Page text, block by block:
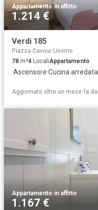
Appartamento·in affitto
1.214 €
Verdi 185
Piazza Cavour Livorno
78 m²4 LocaliAppartamento
·Ascensore·Cucina arredata
Aggiornato oltre un mese fa da
Appartamento·in affitto
1.167 €